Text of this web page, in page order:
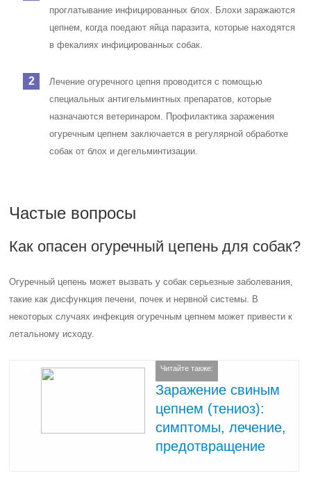
проглатывание инфицированных блох. Блохи заражаются
цепнем, когда поедают яйца паразита, которые находятся
в фекалиях инфицированных собак.
Лечение огуречного цепня проводится с помощью
специальных антигельминтных препаратов, которые
назначаются ветеринаром. Профилактика заражения
огуречным цепнем заключается в регулярной обработке
собак от блох и дегельминтизации.
Частые вопросы
Как опасен огуречный цепень для собак?
Огуречный цепень может вызвать у собак серьезные заболевания,
такие как дисфункция печени, почек и нервной системы. В
некоторых случаях инфекция огуречным цепнем может привести к
летальному исходу.
Читайте также:
Заражение свиным
цепнем (тениоз):
симптомы, лечение,
предотвращение